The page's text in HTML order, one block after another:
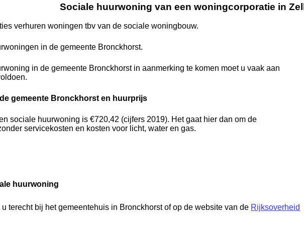
Sociale huurwoning van een woningcorporatie in
verhuren woningen tbv van de sociale woningbouw.
in de gemeente Bronckhorst.
in de gemeente Bronckhorst in aanmerking te komen moet u vaak aan
gemeente Bronckhorst en huurprijs
sociale huurwoning is €720,42 (cijfers 2019). Het gaat hier dan om de
servicekosten en kosten voor licht, water en gas.
huurwoning
terecht bij het gemeentehuis in Bronckhorst of op de website van de Rijksoverheid